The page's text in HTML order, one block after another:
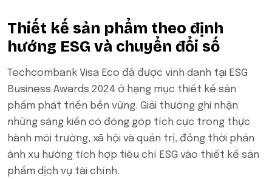
Thiết kế sản phẩm theo định
hướng ESG và chuyển đổi số
Techcombank Visa Eco đã được vinh danh tại ESG
Business Awards 2024 ở hạng mục thiết kế sản
phẩm phát triển bền vững. Giải thưởng ghi nhận
những sáng kiến có đóng góp tích cực trong thực
hành môi trường, xã hội và quản trị, đồng thời phản
ánh xu hướng tích hợp tiêu chí ESG vào thiết kế sản
phẩm dịch vụ tài chính.